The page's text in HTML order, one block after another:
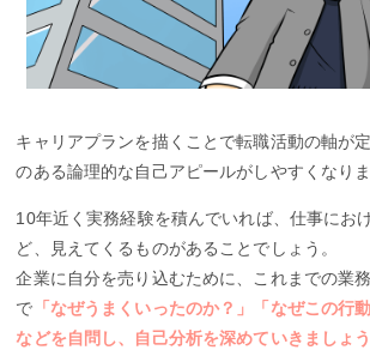
キャリアプランを描くことで転職活動の軸が
のある論理的な自己アピールがしやすくなりま
10年近く実務経験を積んでいれば、仕事にお
ど、見えてくるものがあることでしょう。
企業に自分を売り込むために、これまでの業
で 「なぜうまくいったのか？」「なぜこの行
などを自問し、自己分析を深めていきましょう